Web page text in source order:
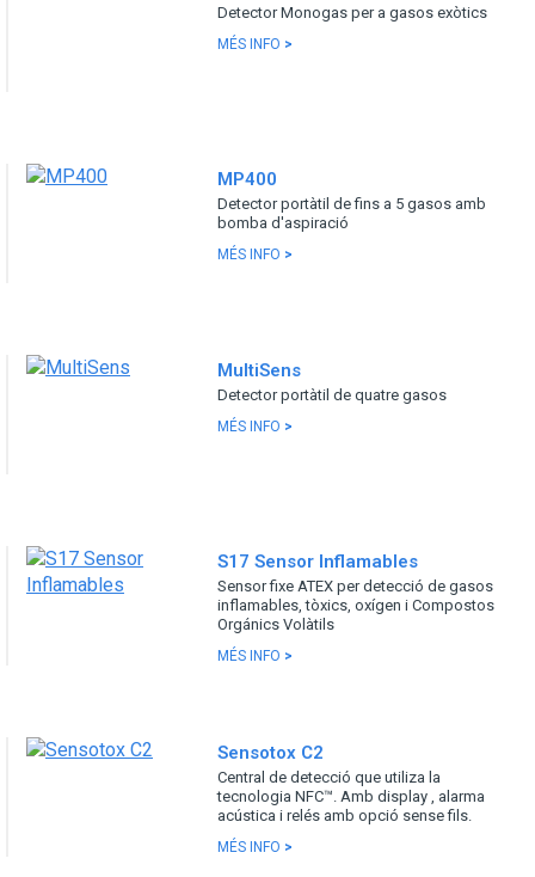
Detector Monogas per a gasos exòtics
MÉS INFO >
MP400
Detector portàtil de fins a 5 gasos amb
bomba d'aspiració
MÉS INFO >
MultiSens
Detector portàtil de quatre gasos
MÉS INFO >
S17 Sensor Inflamables
Sensor fixe ATEX per detecció de gasos
inflamables, tòxics, oxígen i Compostos
Orgánics Volàtils
MÉS INFO >
Sensotox C2
Central de detecció que utiliza la
tecnologia NFC™. Amb display , alarma
acústica i relés amb opció sense fils.
MÉS INFO >